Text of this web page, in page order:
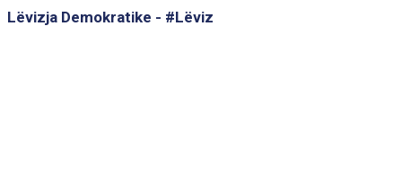
Lëvizja Demokratike - #Lëviz